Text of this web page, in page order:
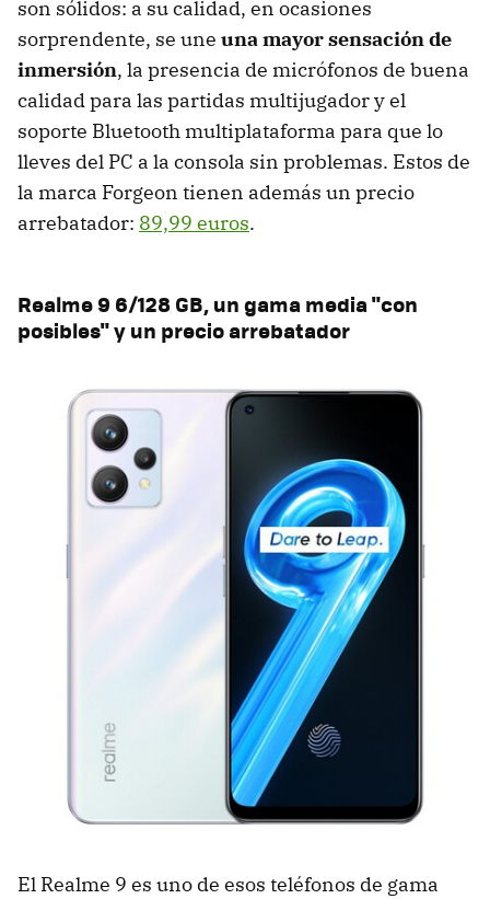
son sólidos: a su calidad, en ocasiones
sorprendente, se une una mayor sensación de
inmersión, la presencia de micrófonos de buena
calidad para las partidas multijugador y el
soporte Bluetooth multiplataforma para que lo
lleves del PC a la consola sin problemas. Estos de
la marca Forgeon tienen además un precio
arrebatador: 89,99 euros.
Realme 9 6/128 GB, un gama media "con
posibles" y un precio arrebatador
El Realme 9 es uno de esos teléfonos de gama